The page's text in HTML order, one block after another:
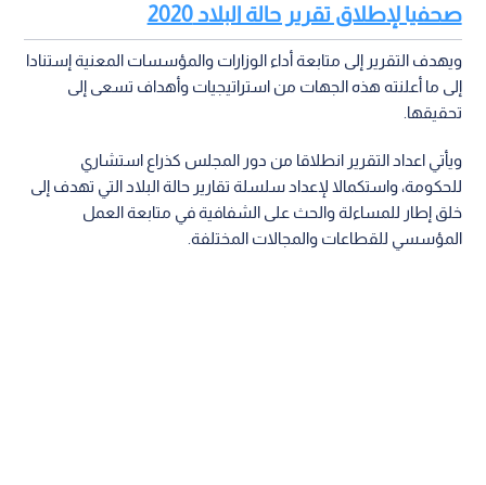
صحفيا لإطلاق تقرير حالة البلاد 2020
ويهدف التقرير إلى متابعة أداء الوزارات والمؤسسات المعنية إستنادا
إلى ما أعلنته هذه الجهات من استراتيجيات وأهداف تسعى إلى
تحقيقها.
ويأتي اعداد التقرير انطلاقا من دور المجلس كذراع استشاري
للحكومة، واستكمالا لإعداد سلسلة تقارير حالة البلاد التي تهدف إلى
خلق إطار للمساءلة والحث على الشفافية في متابعة العمل
المؤسسي للقطاعات والمجالات المختلفة.